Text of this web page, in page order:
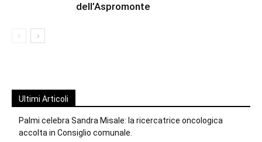
dell’Aspromonte
Ultimi Articoli
Palmi celebra Sandra Misale: la ricercatrice oncologica
accolta in Consiglio comunale.